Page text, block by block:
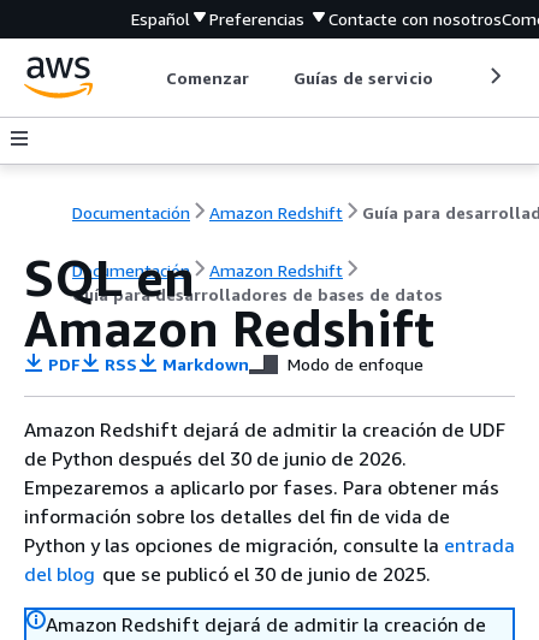
Español Preferencias Contacte con nosotros
Comenzar Guías de servicio
Documentación Amazon Redshift
Documentación
Amazon Redshift
Guía para desarrolladores de bases de datos
SQL en
Amazon Redshift
PDF RSS Markdown Modo de enfoque
Amazon Redshift dejará de admitir la creación de UDF
de Python después del 30 de junio de 2026.
Empezaremos a aplicarlo por fases. Para obtener más
información sobre los detalles del fin de vida de
Python y las opciones de migración, consulte la entrada
del blog que se publicó el 30 de junio de 2025.
Amazon Redshift dejará de admitir la creación de